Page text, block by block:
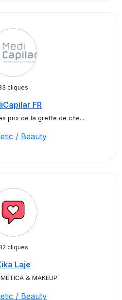
cliques
FR
prix de la greffe de che...
/ Beauty
cliques
Laje
& MAKEUP
/ Beauty